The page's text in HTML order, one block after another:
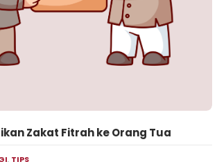
Zakat Fitrah ke Orang Tua
, TIPS